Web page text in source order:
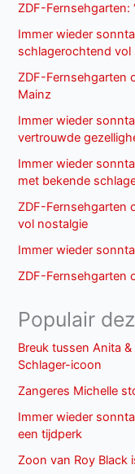
ZDF-Fernsehgarten:
Immer wieder
schlagerochtend vol
ZDF-Fernsehgarten
Mainz
Immer wieder
vertrouwde
Immer wieder
met bekende
ZDF-Fernsehgarten
vol nostalgie
Immer wieder
ZDF-Fernsehgarten
Populair
Breuk tussen Anita
Schlager-icoon
Zangeres Michelle
Immer wieder
een tijdperk
Zoon van Roy Black